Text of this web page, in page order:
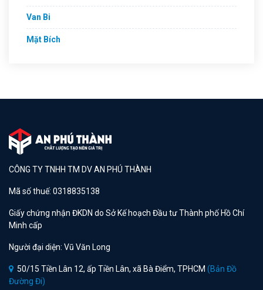
Van Bi
Mặt Bích
CÔNG TY TNHH TM DV AN PHÚ THÀNH
Mã số thuế: 0318835138
Giấy chứng nhận ĐKDN do Sở Kế hoạch Đầu tư Thành phố Hồ Chí
Minh cấp
Người đại diện: Vũ Văn Long
50/15 Tiền Lân 12, ấp Tiền Lân, xã Bà Điểm, TPHCM (Bản Đồ
Đường Đi)